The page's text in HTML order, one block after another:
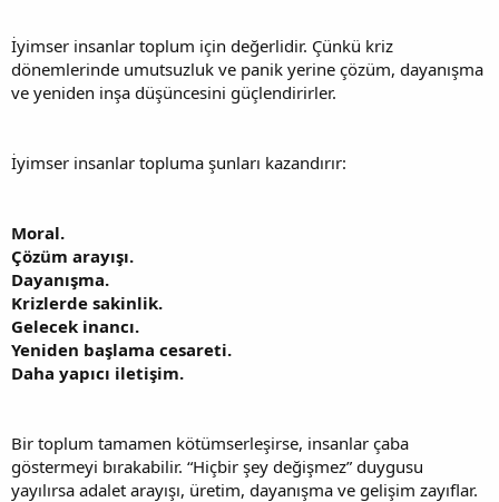
İyimser insanlar toplum için değerlidir. Çünkü kriz
dönemlerinde umutsuzluk ve panik yerine çözüm, dayanışma
ve yeniden inşa düşüncesini güçlendirirler.
İyimser insanlar topluma şunları kazandırır:
Moral.
Çözüm arayışı.
Dayanışma.
Krizlerde sakinlik.
Gelecek inancı.
Yeniden başlama cesareti.
Daha yapıcı iletişim.
Bir toplum tamamen kötümserleşirse, insanlar çaba
göstermeyi bırakabilir. “Hiçbir şey değişmez” duygusu
yayılırsa adalet arayışı, üretim, dayanışma ve gelişim zayıflar.